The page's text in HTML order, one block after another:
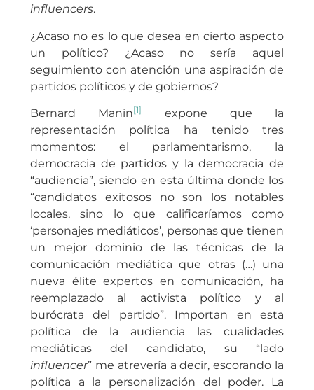
influencers.
¿Acaso no es lo que desea en cierto aspecto
un político? ¿Acaso no sería aquel
seguimiento con atención una aspiración de
partidos políticos y de gobiernos?
Bernard Manin[1]
expone que la
representación política ha tenido tres
momentos: el parlamentarismo, la
democracia de partidos y la democracia de
“audiencia”, siendo en esta última donde los
“candidatos exitosos no son los notables
locales, sino lo que calificaríamos como
‘personajes mediáticos’, personas que tienen
un mejor dominio de las técnicas de la
comunicación mediática que otras (…) una
nueva élite expertos en comunicación, ha
reemplazado al activista político y al
burócrata del partido”. Importan en esta
política de la audiencia las cualidades
mediáticas del candidato, su “lado
influencer” me atrevería a decir, escorando la
política a la personalización del poder. La